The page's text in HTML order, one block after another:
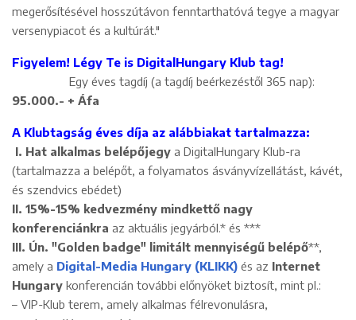
megerősítésével hosszútávon fenntarthatóvá tegye a magyar
versenypiacot és a kultúrát."
Figyelem! Légy Te is DigitalHungary Klub tag!
Egy éves tagdíj (a tagdíj beérkezéstől 365 nap):
95.000.- + Áfa
A Klubtagság éves díja az alábbiakat tartalmazza:
I. Hat alkalmas belépőjegy a DigitalHungary Klub-ra
(tartalmazza a belépőt, a folyamatos ásványvízellátást, kávét,
és szendvics ebédet)
II. 15%-15% kedvezmény mindkettő nagy
konferenciánkra az aktuális jegyárból.* és ***
III. Ún. "Golden badge" limitált mennyiségű belépő**,
amely a Digital-Media Hungary (KLIKK) és az Internet
Hungary konferencián további előnyöket biztosít, mint pl.:
– VIP-Klub terem, amely alkalmas félrevonulásra,